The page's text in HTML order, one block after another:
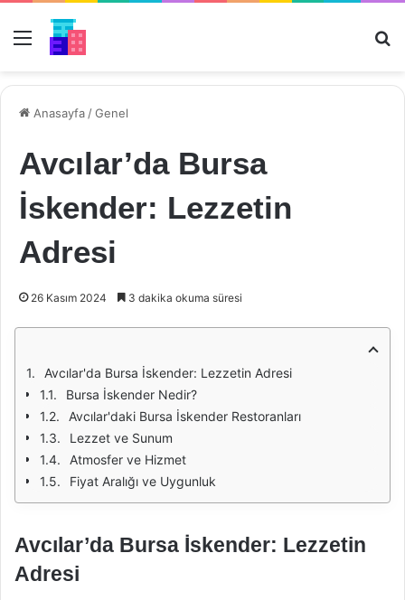
Menü
Anasayfa /Genel
Avcılar’da Bursa
İskender: Lezzetin
Adresi
26 Kasım 2024 3 dakika okuma süresi
Avcılar'da Bursa İskender: Lezzetin Adresi
Bursa İskender Nedir?
Avcılar'daki Bursa İskender Restoranları
Lezzet ve Sunum
Atmosfer ve Hizmet
Fiyat Aralığı ve Uygunluk
Avcılar’da Bursa İskender: Lezzetin
Adresi